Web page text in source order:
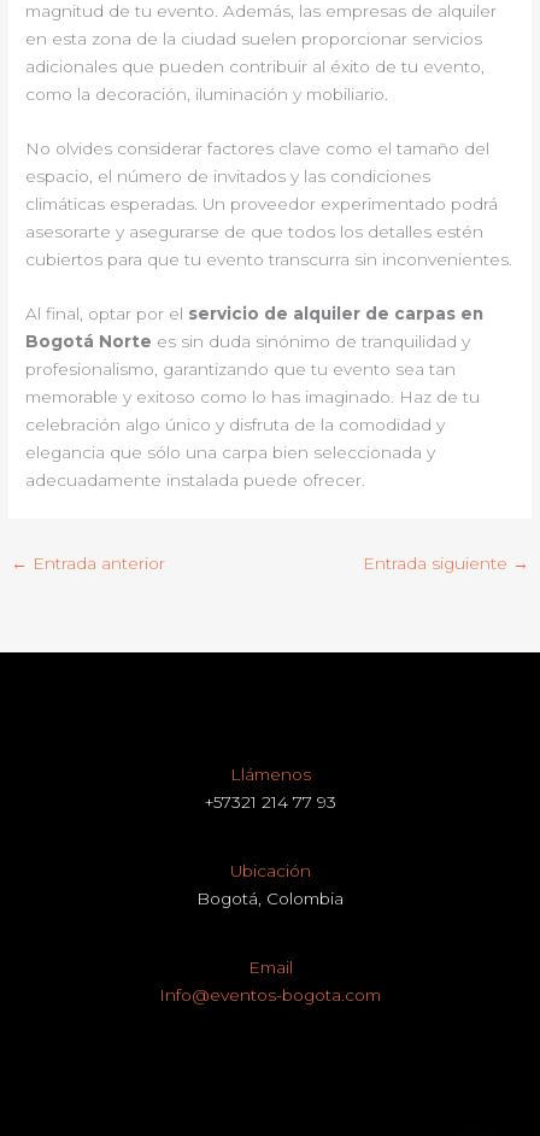
magnitud de tu evento. Además, las empresas de alquiler
en esta zona de la ciudad suelen proporcionar servicios
adicionales que pueden contribuir al éxito de tu evento,
como la decoración, iluminación y mobiliario.
No olvides considerar factores clave como el tamaño del
espacio, el número de invitados y las condiciones
climáticas esperadas. Un proveedor experimentado podrá
asesorarte y asegurarse de que todos los detalles estén
cubiertos para que tu evento transcurra sin inconvenientes.
Al final, optar por el servicio de alquiler de carpas en
Bogotá Norte es sin duda sinónimo de tranquilidad y
profesionalismo, garantizando que tu evento sea tan
memorable y exitoso como lo has imaginado. Haz de tu
celebración algo único y disfruta de la comodidad y
elegancia que sólo una carpa bien seleccionada y
adecuadamente instalada puede ofrecer.
← Entrada anterior Entrada siguiente →
Llámenos
+57321 214 77 93
Ubicación
Bogotá, Colombia
Email
Info@eventos-bogota.com